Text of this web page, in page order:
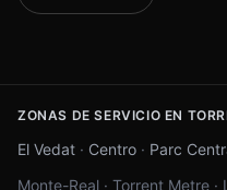
ZONAS DE SERVICIO EN
El Vedat · Centro · Parc
Monte-Real · Torrent Metre ·